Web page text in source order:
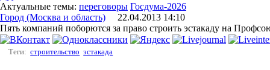
Актуальные темы: переговоры Госдума-2026
Город (Москва и область) 22.04.2013 14:10
Пять компаний поборются за право строить эстакаду на
Теги: строительство эстакада